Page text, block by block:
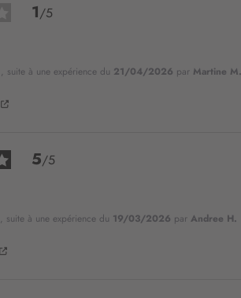
1/5
, suite à une expérience du 21/04/2026 par Martine M.
5/5
, suite à une expérience du 19/03/2026 par Andree H.